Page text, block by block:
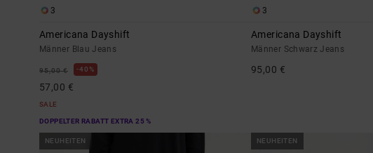
3
Americana Dayshift
Männer Blau Jeans
95,00 € 40%
57,00 €
SALE
DOPPELTER RABATT EXTRA 25 %
3
Americana Dayshift
Männer Schwarz Jeans
95,00 €
NEUHEITEN NEUHEITEN